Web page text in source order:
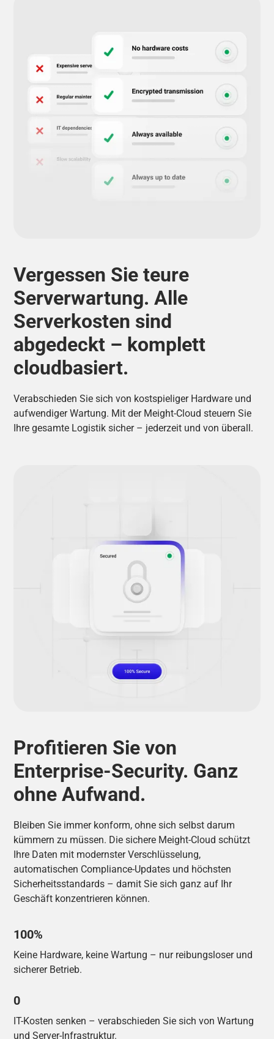
Vergessen Sie teure
Serverwartung. Alle
Serverkosten sind
abgedeckt – komplett
cloudbasiert.
Verabschieden Sie sich von kostspieliger Hardware und
aufwendiger Wartung. Mit der Meight-Cloud steuern Sie
Ihre gesamte Logistik sicher – jederzeit und von überall.
Profitieren Sie von
Enterprise-Security. Ganz
ohne Aufwand.
Bleiben Sie immer konform, ohne sich selbst darum
kümmern zu müssen. Die sichere Meight-Cloud schützt
Ihre Daten mit modernster Verschlüsselung,
automatischen Compliance-Updates und höchsten
Sicherheitsstandards – damit Sie sich ganz auf Ihr
Geschäft konzentrieren können.
100%
Keine Hardware, keine Wartung – nur reibungsloser und
sicherer Betrieb.
0
IT-Kosten senken – verabschieden Sie sich von Wartung
und Server-Infrastruktur.